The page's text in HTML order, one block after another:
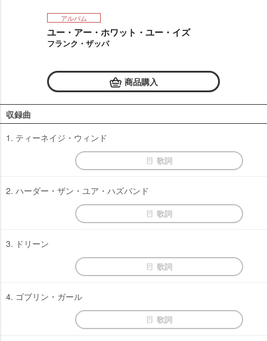
アルバム
ユー・アー・ホワット・ユー・イズ
フランク・ザッパ
商品購入
収録曲
1. ティーネイジ・ウィンド
歌詞
2. ハーダー・ザン・ユア・ハズバンド
歌詞
3. ドリーン
歌詞
4. ゴブリン・ガール
歌詞